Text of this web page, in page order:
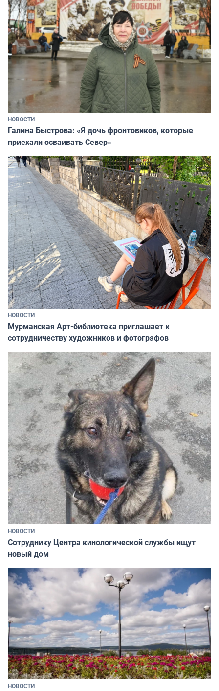
НОВОСТИ
Галина Быстрова: «Я дочь фронтовиков, которые
приехали осваивать Север»
НОВОСТИ
Мурманская Арт-библиотека приглашает к
сотрудничеству художников и фотографов
НОВОСТИ
Сотруднику Центра кинологической службы ищут
новый дом
НОВОСТИ